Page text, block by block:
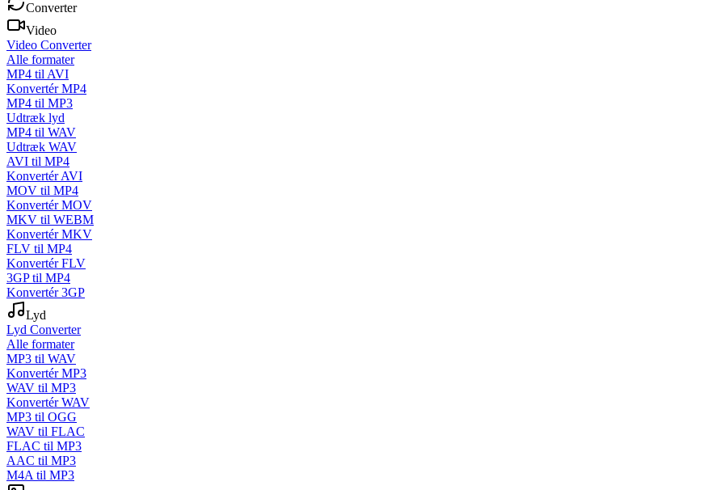
Converter
Video
Video Converter
Alle formater
MP4 til AVI
Konvertér MP4
MP4 til MP3
Udtræk lyd
MP4 til WAV
Udtræk WAV
AVI til MP4
Konvertér AVI
MOV til MP4
Konvertér MOV
MKV til WEBM
Konvertér MKV
FLV til MP4
Konvertér FLV
3GP til MP4
Konvertér 3GP
Lyd
Lyd Converter
Alle formater
MP3 til WAV
Konvertér MP3
WAV til MP3
Konvertér WAV
MP3 til OGG
WAV til FLAC
FLAC til MP3
AAC til MP3
M4A til MP3